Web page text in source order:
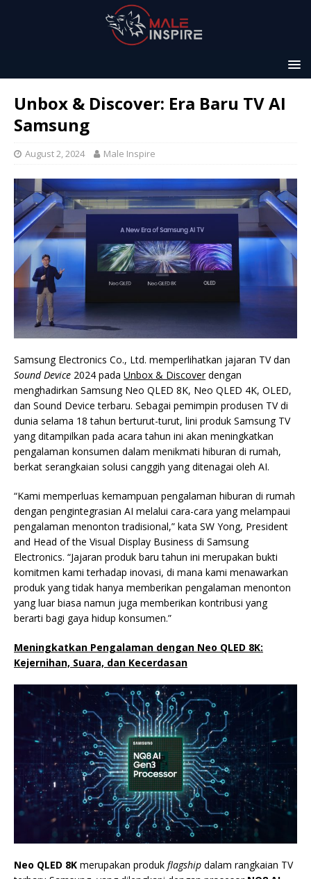
Unbox & Discover: Era Baru TV AI
Samsung
August 2, 2024 Male Inspire
Samsung Electronics Co., Ltd. memperlihatkan jajaran TV dan
Sound Device 2024 pada Unbox & Discoverdengan
menghadirkan Samsung Neo QLED 8K, Neo QLED 4K, OLED,
dan Sound Device terbaru. Sebagai pemimpin produsen TV di
dunia selama 18 tahun berturut-turut, lini produk Samsung TV
yang ditampilkan pada acara tahun ini akan meningkatkan
pengalaman konsumen dalam menikmati hiburan di rumah,
berkat serangkaian solusi canggih yang ditenagai oleh AI.
“Kami memperluas kemampuan pengalaman hiburan di rumah
dengan pengintegrasian AI melalui cara-cara yang melampaui
pengalaman menonton tradisional,” kata SW Yong, President
and Head of the Visual Display Business di Samsung
Electronics. “Jajaran produk baru tahun ini merupakan bukti
komitmen kami terhadap inovasi, di mana kami menawarkan
produk yang tidak hanya memberikan pengalaman menonton
yang luar biasa namun juga memberikan kontribusi yang
berarti bagi gaya hidup konsumen.”
Meningkatkan Pengalaman dengan Neo QLED 8K:
Kejernihan, Suara, dan Kecerdasan
Neo QLED 8K merupakan produk flagship dalam rangkaian TV